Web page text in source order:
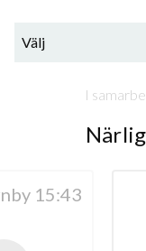
Välj
I